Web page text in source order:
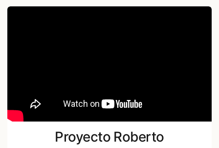
Proyecto Roberto